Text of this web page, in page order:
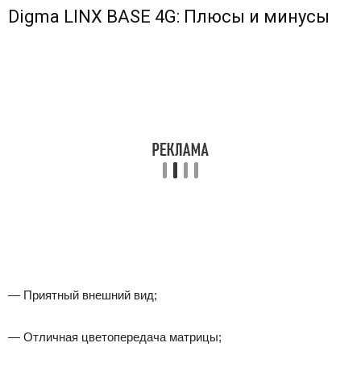
Digma LINX BASE 4G: Плюсы и минусы
— Приятный внешний вид;
— Отличная цветопередача матрицы;